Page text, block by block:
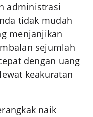
administrasi
tidak mudah
menjanjikan
sejumlah
dengan uang
keakuratan
naik